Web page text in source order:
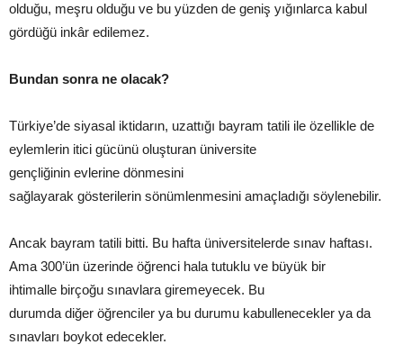
olduğu, meşru olduğu ve bu yüzden de geniş yığınlarca kabul
gördüğü inkâr edilemez.
Bundan sonra ne olacak?
Türkiye’de siyasal iktidarın, uzattığı bayram tatili ile özellikle de
eylemlerin itici gücünü oluşturan üniversite
gençliğinin evlerine dönmesini
sağlayarak gösterilerin sönümlenmesini amaçladığı söylenebilir.
Ancak bayram tatili bitti. Bu hafta üniversitelerde sınav haftası.
Ama 300’ün üzerinde öğrenci hala tutuklu ve büyük bir
ihtimalle birçoğu sınavlara giremeyecek. Bu
durumda diğer öğrenciler ya bu durumu kabullenecekler ya da
sınavları boykot edecekler.